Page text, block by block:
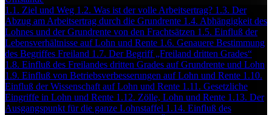
1.1. Ziel und Weg 1.2. Was ist der volle Arbeitsertrag? 1.3. Der
Abzug am Arbeitsertrag durch die Grundrente 1.4. Abhängigkeit des
Lohnes und der Grundrente von den Frachtsätzen 1.5. Einfluß der
Lebensverhältnisse auf Lohn und Rente 1.6. Genauere Bestimmung
des Begriffes Freiland 1.7. Der Begriff „Freiland dritten Grades“
1.8. Einfluß des Freilandes dritten Grades auf Grundrente und Lohn
1.9. Einfluß von Betriebsverbesserungen auf Lohn und Rente 1.10.
Einfluß der Wissenschaft auf Lohn und Rente 1.11. Gesetzliche
Eingriffe in Lohn und Rente 1.12. Zölle, Lohn und Rente 1.13. Der
Ausgangspunkt für die ganze Lohnstaffel 1.14. Einfluß des